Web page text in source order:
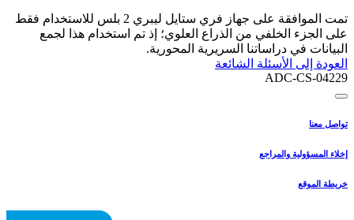
تمت الموافقة على جهاز فري ستايل ليبري 2 بلس للاستخدام فقط
على الجزء الخلفي من الذراع العلوي؛ إذ تم استخدام هذا لجمع
البيانات في دراساتنا السريرية المحورية.
العودة إلى الأسئلة الشائعة
ADC-CS-04229
تواصل معنا
إخلاء المسؤولية والمراجع
خريطة الموقع